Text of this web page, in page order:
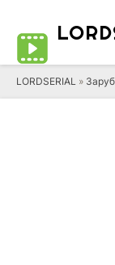
LORD
LORDSERIAL »